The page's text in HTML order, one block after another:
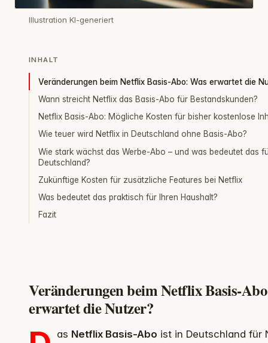
Illustration KI-generiert
INHALT
Veränderungen beim Netflix Basis-Abo: Was erwartet die
Wann streicht Netflix das Basis-Abo für Bestandskunden?
Netflix Basis-Abo: Mögliche Kosten für bisher kostenlose
Wie teuer wird Netflix in Deutschland ohne Basis-Abo?
Wie stark wächst das Werbe-Abo – und was bedeutet das
Deutschland?
Zukünftige Kosten für zusätzliche Features bei Netflix
Was bedeutet das praktisch für Ihren Haushalt?
Fazit
Veränderungen beim Netflix Basis-
erwartet die Nutzer?
as Netflix Basis-Abo ist in Deutschland für